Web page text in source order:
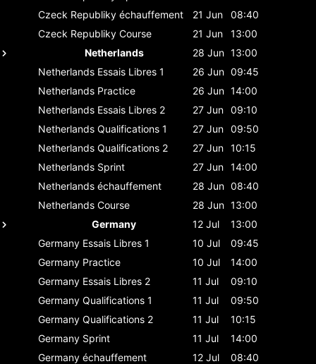
Czeck Republiky échauffement 21 Jun
08:40
Czeck Republiky Course 21 Jun
13:00
Netherlands
28 Jun 13:00
Netherlands Essais Libres 1 26 Jun 09:45
Netherlands Practice 26 Jun 14:00
Netherlands Essais Libres 2 27 Jun 09:10
Netherlands Qualifications 1 27 Jun 09:50
Netherlands Qualifications 2 27 Jun 10:15
Netherlands Sprint 27 Jun 14:00
Netherlands échauffement 28 Jun 08:40
Netherlands Course 28 Jun 13:00
Germany
12 Jul
13:00
Germany Essais Libres 1 10 Jul
09:45
Germany Practice 10 Jul
14:00
Germany Essais Libres 2 11 Jul
09:10
Germany Qualifications 1 11 Jul
09:50
Germany Qualifications 2 11 Jul
10:15
Germany Sprint 11 Jul
14:00
Germany échauffement 12 Jul
08:40